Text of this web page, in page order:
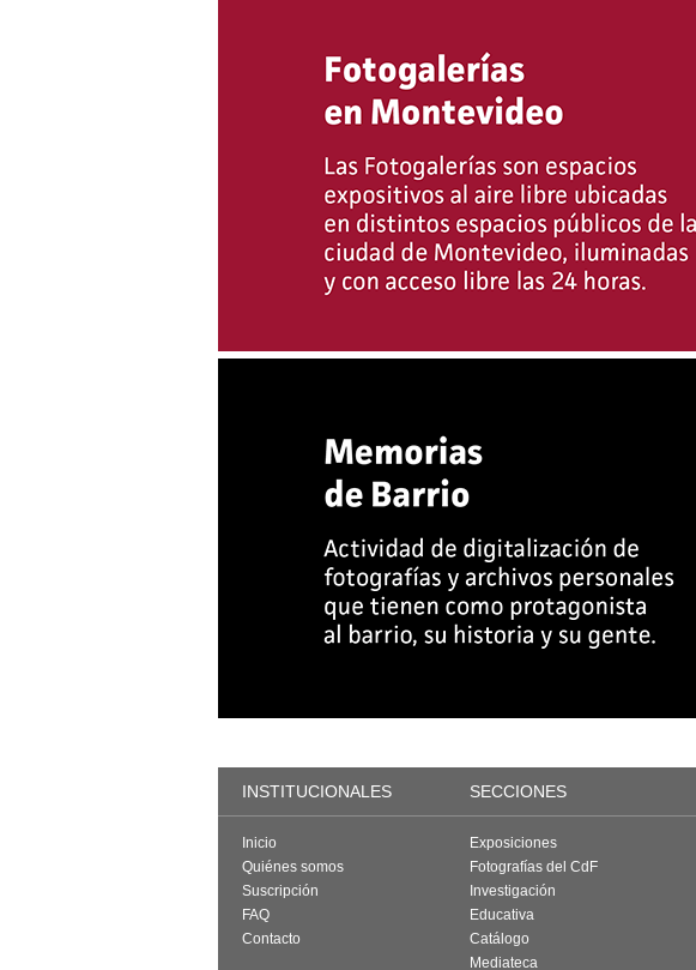
INSTITUCIONALES SECCIONES
Inicio
Quiénes somos
Suscripción
FAQ
Contacto
Exposiciones
Fotografías del CdF
Investigación
Educativa
Catálogo
Mediateca